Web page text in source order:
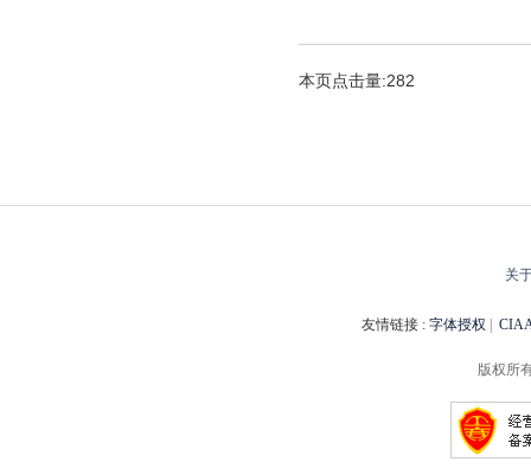
本页点击量:282
关
友情链接 : 字体授权
版权所